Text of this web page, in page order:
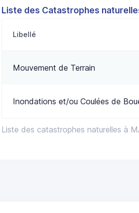
Liste des Catastrophes
Liste des catastrophes naturelles à
Libellé
Mouvement de Terrain
Inondations et/ou Coulées de